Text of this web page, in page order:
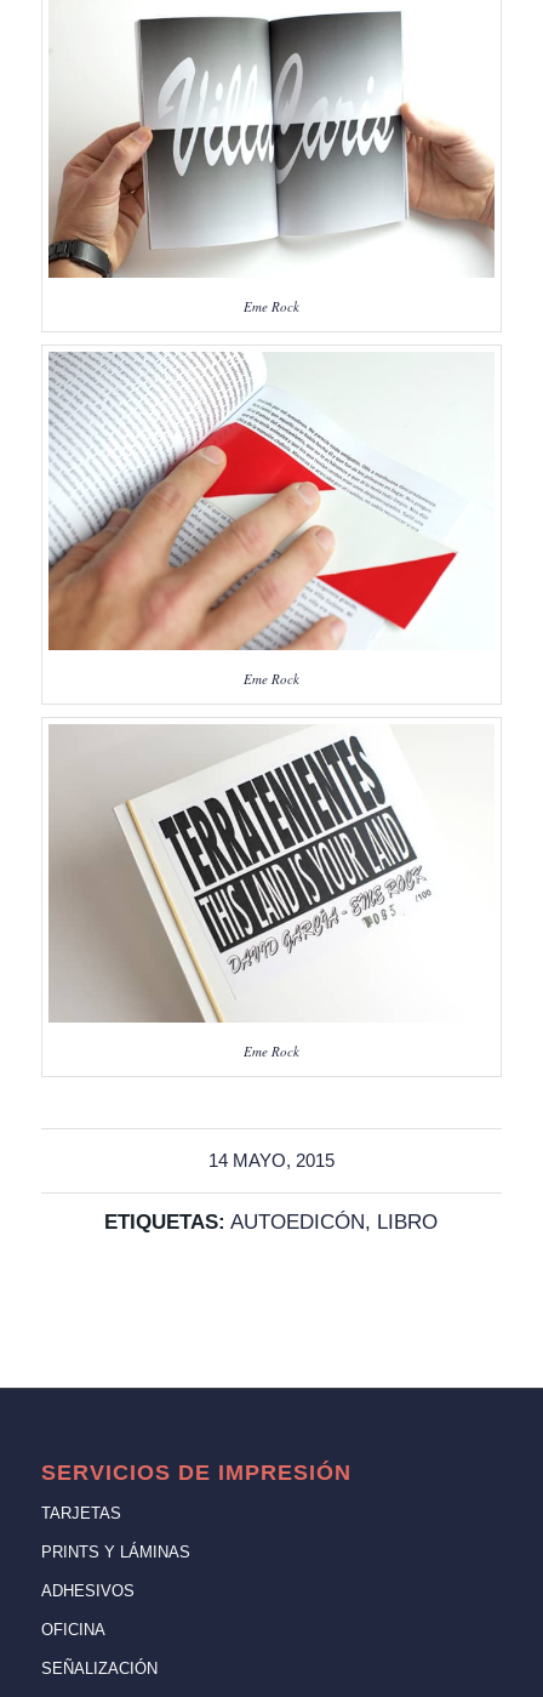
Eme Rock
Eme Rock
Eme Rock
14 MAYO, 2015
ETIQUETAS: AUTOEDICÓN, LIBRO
SERVICIOS DE IMPRESIÓN
TARJETAS
PRINTS Y LÁMINAS
ADHESIVOS
OFICINA
SEÑALIZACIÓN